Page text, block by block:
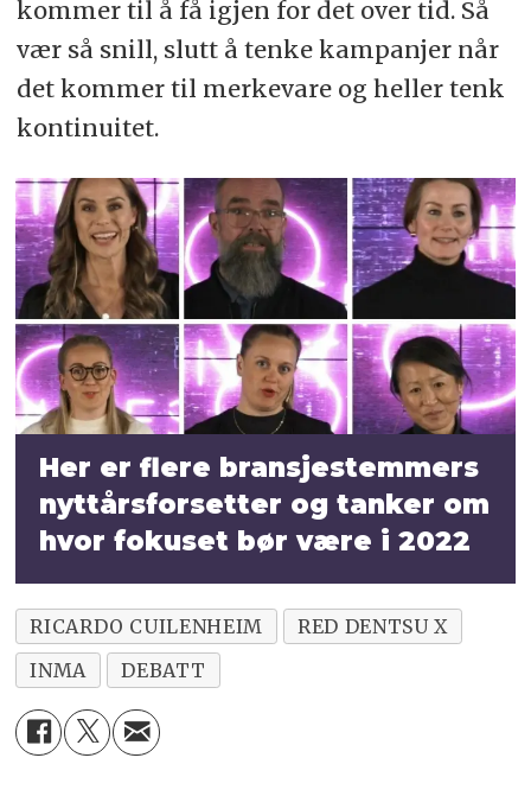
kommer til å få igjen for det over tid. Så
vær så snill, slutt å tenke kampanjer når
det kommer til merkevare og heller tenk
kontinuitet.
Her er flere bransjestemmers
nyttårsforsetter og tanker om
hvor fokuset bør være i 2022
RICARDO CUILENHEIM
RED DENTSU X
INMA
DEBATT